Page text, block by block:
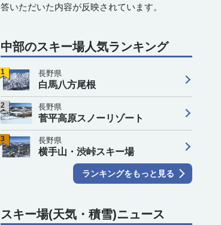
14
17
1
15
16
1
16
16
1
0
16
0
16
0 0
20
0
答いただいた内容が反映されています。
中部のスキー場人気ランキング
1 長野県
白馬八方尾根
2 長野県
菅平高原スノーリゾート
3 長野県
横手山・渋峠スキー場
ランキングをもっと見る
スキー場(天気・積雪)ニュース